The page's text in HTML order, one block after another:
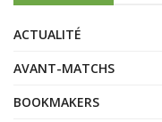
ACTUALITÉ
AVANT-MATCHS
BOOKMAKERS